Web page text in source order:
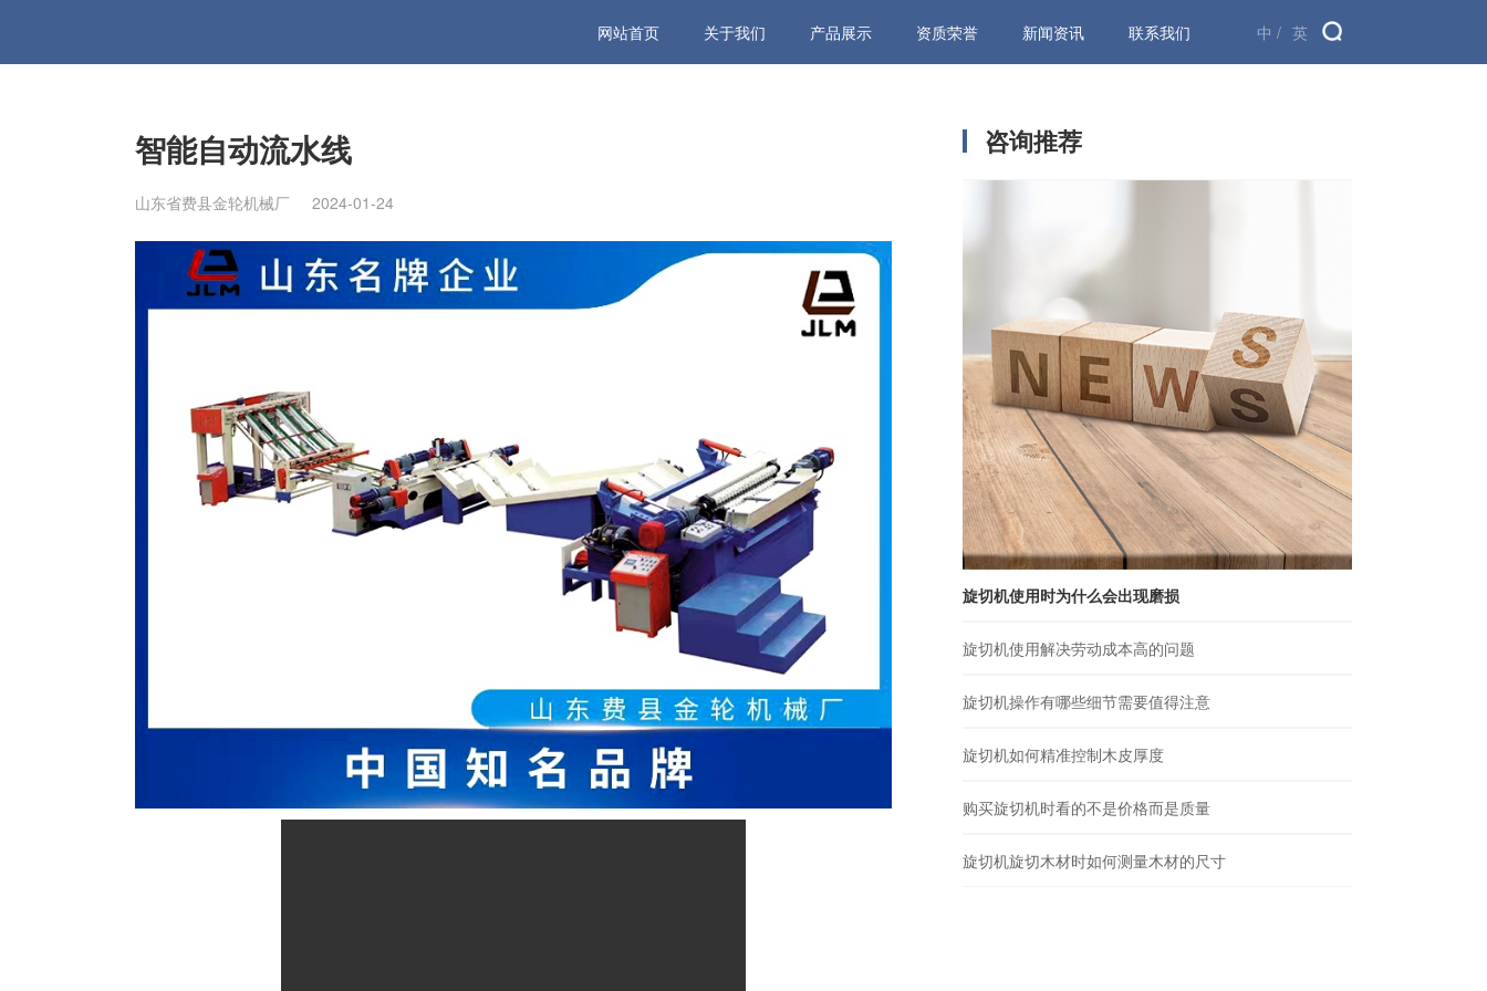
网站首页 关于我们 产品展示 资质荣誉 新闻资讯 联系我们 中 / 英
智能自动流水线
山东省费县金轮机械厂 2024-01-24
咨询推荐
旋切机使用时为什么会出现磨损
旋切机使用解决劳动成本高的问题
旋切机操作有哪些细节需要值得注意
旋切机如何精准控制木皮厚度
购买旋切机时看的不是价格而是质量
旋切机旋切木材时如何测量木材的尺寸